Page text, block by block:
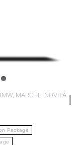
, MARCHE, NOVITÀ
Package